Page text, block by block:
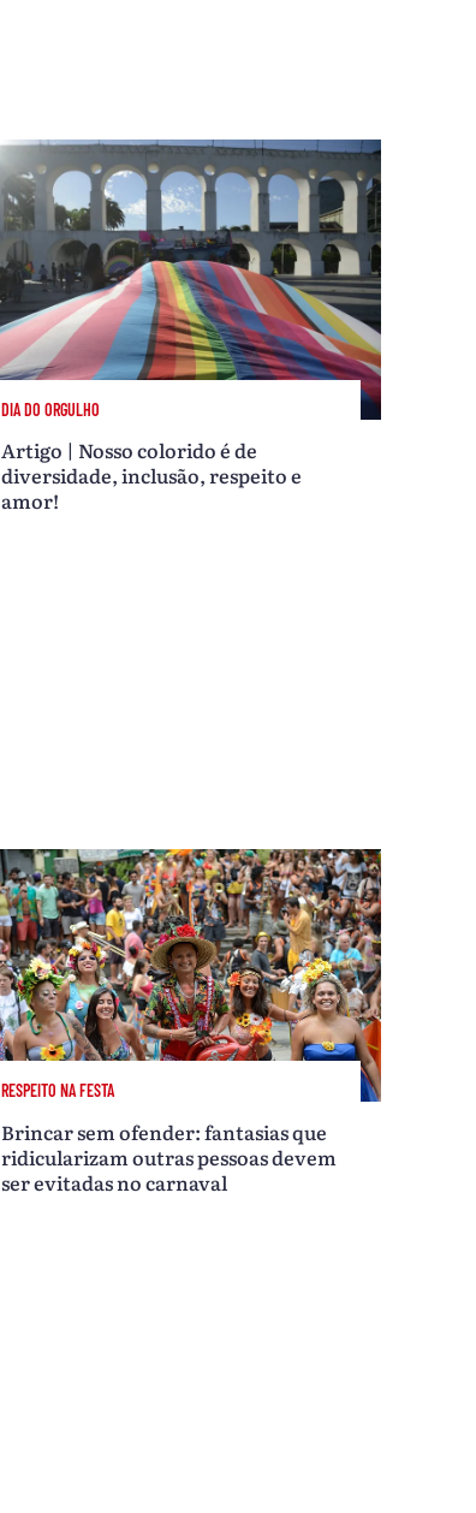
DIA DO ORGULHO
Artigo | Nosso colorido é de
diversidade, inclusão, respeito e
amor!
RESPEITO NA FESTA
Brincar sem ofender: fantasias que
ridicularizam outras pessoas devem
ser evitadas no carnaval